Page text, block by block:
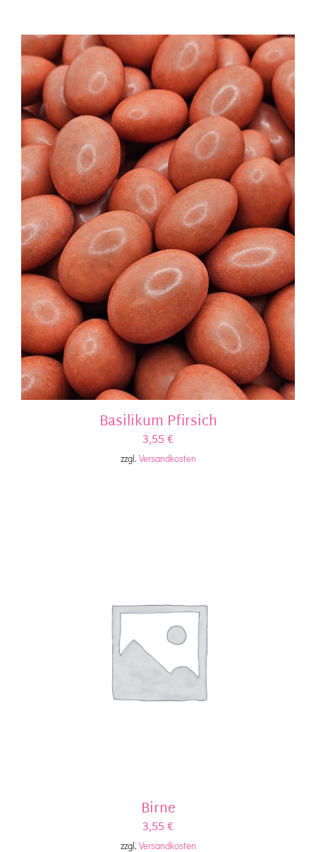
Basilikum Pfirsich
3,55€
zzgl. Versandkosten
Birne
3,55€
zzgl. Versandkosten